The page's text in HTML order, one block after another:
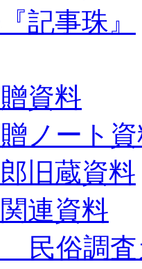
記事珠』
資料
ノート
旧蔵資料
連資料
民俗調査